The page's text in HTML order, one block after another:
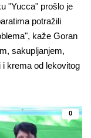
"Yucca" prošlo je
potražili
kaže Goran
sakupljanjem,
krema od lekovitog
0